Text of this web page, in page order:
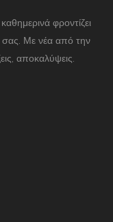
φροντίζει
σας. Με νέα από την
αποκαλύψεις.